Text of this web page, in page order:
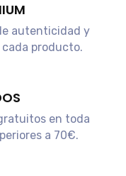
autenticidad y
producto.
en toda
a 70€.